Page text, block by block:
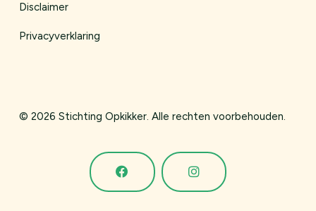
© 2026 Stichting Opkikker. Alle rechten voorbehouden.
Disclaimer
Privacyverklaring